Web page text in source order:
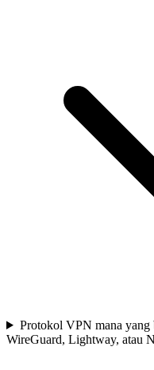
Protokol VPN mana
WireGuard, Lightway, atau